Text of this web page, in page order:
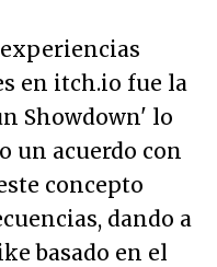
en itch.io fue la
Showdown' lo
un acuerdo con
concepto
dando a
basado en el